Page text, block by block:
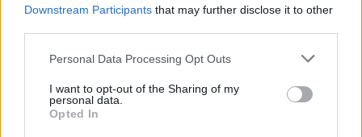
Downstream Participants that may further disclose it to other
Personal Data Processing Opt Outs
I want to opt-out of the Sharing of my
personal data.
Opted In